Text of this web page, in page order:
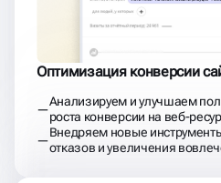
Оптимизация конверсии
Анализируем и улучшаем
роста конверсии на веб-
Внедряем новые
отказов и увеличения